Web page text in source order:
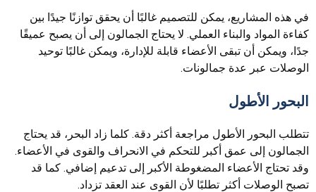
في هذه المشاريع، يمكن للتصميم غالبًا أن يحقق توازنًا جيدًا بين
كفاءة المواد والبناء العملي. لا يحتاج الجمالون إلى أن يصبح عميقًا
جدًا، ويمكن أن تبقى الأعضاء قابلة للإدارة، ويمكن غالبًا توحيد
الوصلات عبر عدة جمالونات.
البحور الأطول
تتطلب البحور الأطول مراجعة أكثر دقة. كلما زاد البحر، قد يحتاج
الجمالون إلى عمق أكبر للتحكم في الانحراف والقوى في الأعضاء.
وقد تحتاج الأعضاء المضغوطة الأكبر إلى تدعيم إضافي. كما قد
تصبح الوصلات أكثر تطلبًا لأن القوى عند العقد تزداد.